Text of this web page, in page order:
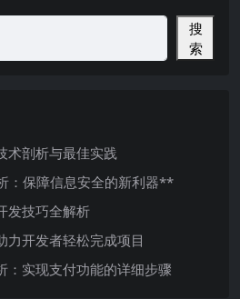
搜
索
术剖析与最佳实践
：保障信息安全的新利器**
发技巧全解析
力开发者轻松完成项目
：实现支付功能的详细步骤